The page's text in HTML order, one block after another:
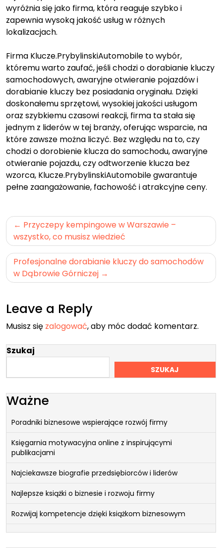
wyróżnia się jako firma, która reaguje szybko i
zapewnia wysoką jakość usług w różnych
lokalizacjach.
Firma Klucze.PrybylinskiAutomobile to wybór,
któremu warto zaufać, jeśli chodzi o dorabianie kluczy
samochodowych, awaryjne otwieranie pojazdów i
dorabianie kluczy bez posiadania oryginału. Dzięki
doskonałemu sprzętowi, wysokiej jakości usługom
oraz szybkiemu czasowi reakcji, firma ta stała się
jednym z liderów w tej branży, oferując wsparcie, na
które zawsze można liczyć. Bez względu na to, czy
chodzi o dorobienie klucza do samochodu, awaryjne
otwieranie pojazdu, czy odtworzenie klucza bez
wzorca, Klucze.PrybylinskiAutomobile gwarantuje
pełne zaangażowanie, fachowość i atrakcyjne ceny.
Nawigacja
wpisu
Przyczepy kempingowe w Warszawie –
wszystko, co musisz wiedzieć
Profesjonalne dorabianie kluczy do samochodów
w Dąbrowie Górniczej
Leave a Reply
Musisz się zalogować, aby móc dodać komentarz.
Szukaj
SZUKAJ
Ważne
Poradniki biznesowe wspierające rozwój firmy
Księgarnia motywacyjna online z inspirującymi
publikacjami
Najciekawsze biografie przedsiębiorców i liderów
Najlepsze książki o biznesie i rozwoju firmy
Rozwijaj kompetencje dzięki książkom biznesowym